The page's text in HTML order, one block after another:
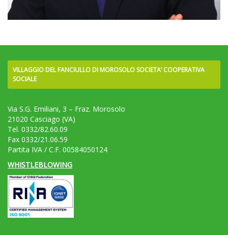
VILLAGGIO DEL FANCIULLO DI MOROSOLO SOCIETA’ COOPERATIVA
SOCIALE
Via S.G. Emiliani, 3 – Fraz. Morosolo
21020 Casciago (VA)
Tel. 0332/82.60.09
Fax 0332/21.06.59
Partita IVA / C.F. 00584050124
WHISTLEBLOWING